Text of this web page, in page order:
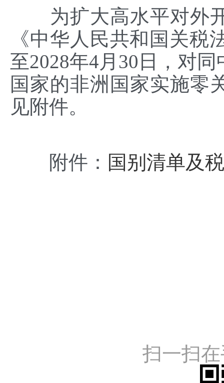
为扩大高水平对外开
《中华人民共和国关税
至2028年4月30日，对
国家的非洲国家实施零
见附件。
附件： 国别清单及
扫一扫